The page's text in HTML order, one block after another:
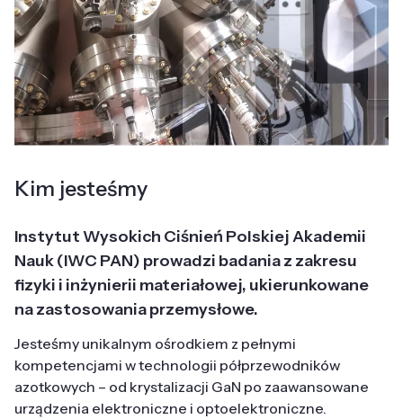
Kim jesteśmy
Instytut Wysokich Ciśnień Polskiej Akademii
Nauk (IWC PAN) prowadzi badania z zakresu
fizyki i inżynierii materiałowej, ukierunkowane
na zastosowania przemysłowe.
Jesteśmy unikalnym ośrodkiem z pełnymi
kompetencjami w technologii półprzewodników
azotkowych – od krystalizacji GaN po zaawansowane
urządzenia elektroniczne i optoelektroniczne.